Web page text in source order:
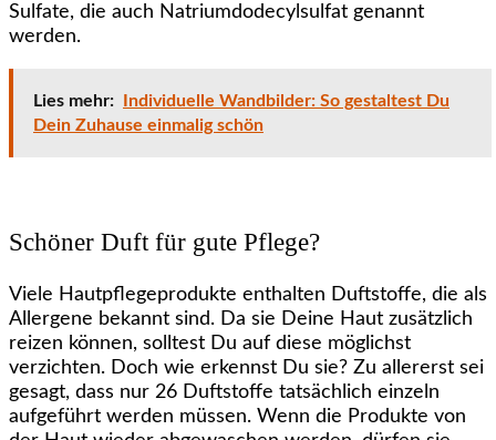
Sulfate, die auch Natriumdodecylsulfat genannt
werden.
Lies mehr: Individuelle Wandbilder: So gestaltest Du
Dein Zuhause einmalig schön
Schöner Duft für gute Pflege?
Viele Hautpflegeprodukte enthalten Duftstoffe, die als
Allergene bekannt sind. Da sie Deine Haut zusätzlich
reizen können, solltest Du auf diese möglichst
verzichten. Doch wie erkennst Du sie? Zu allererst sei
gesagt, dass nur 26 Duftstoffe tatsächlich einzeln
aufgeführt werden müssen. Wenn die Produkte von